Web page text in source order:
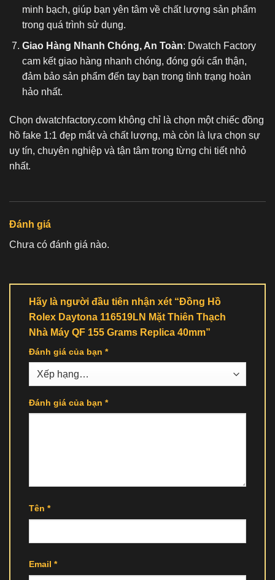
minh bạch, giúp bạn yên tâm về chất lượng sản phẩm
trong quá trình sử dụng.
Giao Hàng Nhanh Chóng, An Toàn: Dwatch Factory
cam kết giao hàng nhanh chóng, đóng gói cẩn thận,
đảm bảo sản phẩm đến tay bạn trong tình trạng hoàn
hảo nhất.
Chọn dwatchfactory.com không chỉ là chọn một chiếc đồng
hồ fake 1:1 đẹp mắt và chất lượng, mà còn là lựa chọn sự
uy tín, chuyên nghiệp và tận tâm trong từng chi tiết nhỏ
nhất.
Đánh giá
Chưa có đánh giá nào.
Hãy là người đầu tiên nhận xét “Đồng Hồ
Rolex Daytona 116519LN Mặt Thiên Thạch
Nhà Máy QF 155 Grams Replica 40mm”
Đánh giá của bạn *
Đánh giá của bạn *
Tên *
Email *